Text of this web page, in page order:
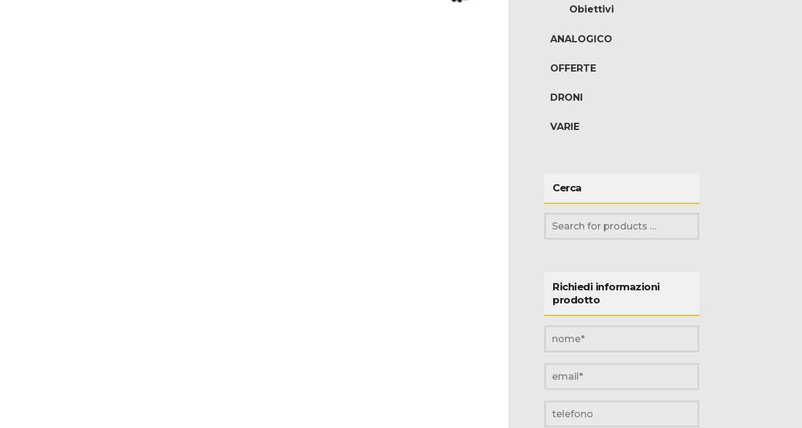
Obiettivi
ANALOGICO
OFFERTE
DRONI
VARIE
Cerca
Richiedi informazioni
prodotto